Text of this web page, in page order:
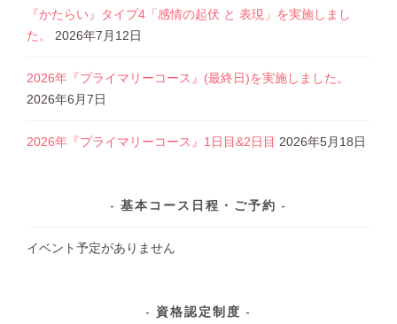
『かたらい』タイプ4「感情の起伏 と 表現」を実施しまし
た。
2026年7月12日
2026年『プライマリーコース』(最終日)を実施しました。
2026年6月7日
2026年『プライマリーコース』1日目&2日目 2026年5月18日
基本コース日程・ご予約
イベント予定がありません
資格認定制度